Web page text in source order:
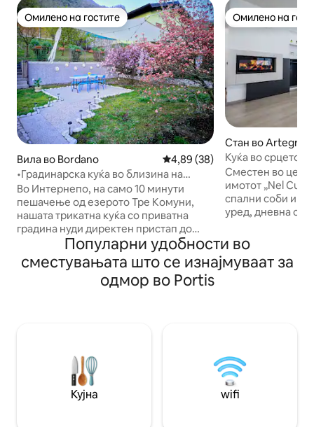
Омилено на гостите
Омилено на гостите
Вила во Bordano Просечна оцена: 4,89 од 5,
4,89 (38)
•Градинарска куќа во близина на
езерото Тре Комуни и велосипедска
патека•
Во Интернепо, на само 10 минути
пешачење од езерото Тре Комуни,
нашата трикатна куќа со приватна
градина нуди директен пристап до
патеките на Монте Феста и неговата
тврдина со панорамски поглед.
Живееме во истата куќа, но гостите
уживаат во целосно независен
Совршено за пешачење, природа,
релаксација и уникатен поглед помеѓу
езерото и планините. 🚴‍♀️⛰️🌿
Омилено на
Омилено на
Стан во Artegna
Куќа во срцето
Wi-Fi/паркинг
Сместен во
имотот „Nel
спални соби и
уред, дневна
Wi-Fi. Во
доволно
пешачење ќе
патека Алпе
пешачење и
Популарни удобности во
сместувањата што се изнајмуваат за
одмор во Portis
Кујна wifi